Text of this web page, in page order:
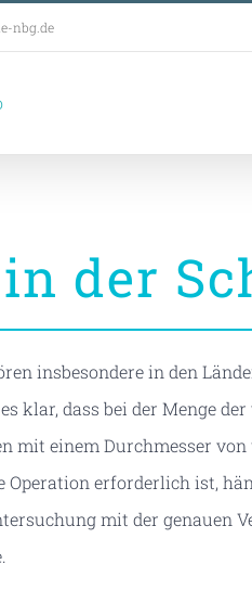
nbg.de
der
insbesondere in den
klar, dass bei der Menge
mit einem Durchmesser
Operation erforderlich ist,
mit der genauen